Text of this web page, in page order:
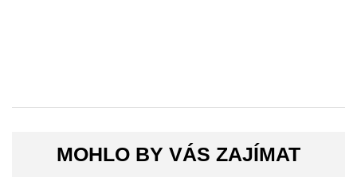
MOHLO BY VÁS ZAJÍMAT